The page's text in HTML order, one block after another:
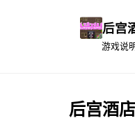
后宫
游戏说
后宫酒